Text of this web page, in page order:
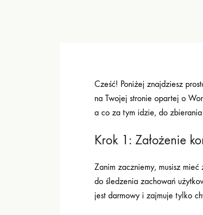
Cześć! Poniżej znajdziesz
na Twojej stronie opartej o
a co za tym idzie, do
Krok 1: Założenie
Zanim zaczniemy, musisz
do śledzenia zachowań
jest darmowy i zajmuje tylko